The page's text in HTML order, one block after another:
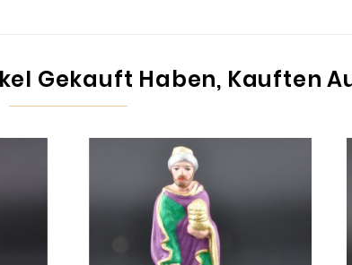
Gekauft Haben, Kauften